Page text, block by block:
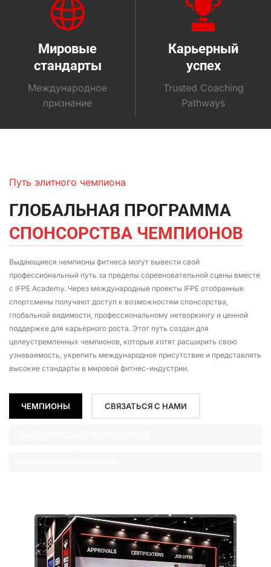
Мировые
стандарты
Международное
признание
Карьерный
успех
Trusted Coaching
Pathways
Путь элитного чемпиона
ГЛОБАЛЬНАЯ ПРОГРАММА
СПОНСОРСТВА ЧЕМПИОНОВ
Выдающиеся чемпионы фитнеса могут вывести свой
профессиональный путь за пределы соревновательной сцены вместе
с IFPE Academy. Через международные проекты IFPE отобранные
спортсмены получают доступ к возможностям спонсорства,
глобальной видимости, профессиональному нетворкингу и ценной
поддержке для карьерного роста. Этот путь создан для
целеустремленных чемпионов, которые хотят расширить свою
узнаваемость, укрепить международное присутствие и представлять
высокие стандарты в мировой фитнес-индустрии.
ЧЕМПИОНЫ СВЯЗАТЬСЯ С НАМИ